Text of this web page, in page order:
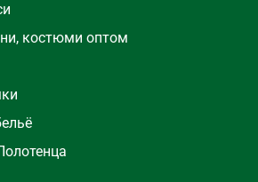
костюми оптом